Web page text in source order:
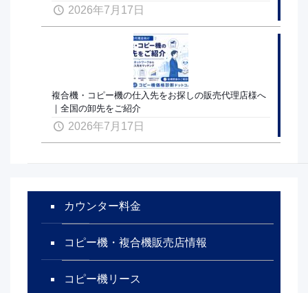
2026年7月17日
複合機・コピー機の仕入先をお探しの販売代理店様へ
｜全国の卸先をご紹介
2026年7月17日
カウンター料金
コピー機・複合機販売店情報
コピー機リース